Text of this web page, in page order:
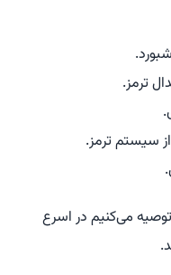
ترمز.
سیستم ترمز.
می‌کنیم در اسرع